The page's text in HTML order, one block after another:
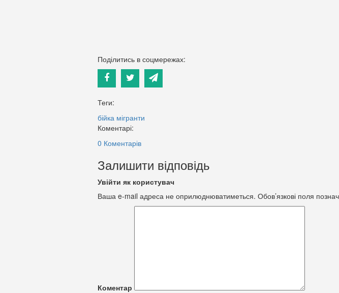
Поділитись в соцмережах:
Теги:
бійка мігранти
Коментарі:
0 Коментарів
Залишити відповідь
Увійти як користувач
Ваша e-mail адреса не оприлюднюватиметься. Обов’язкові поля
Коментар